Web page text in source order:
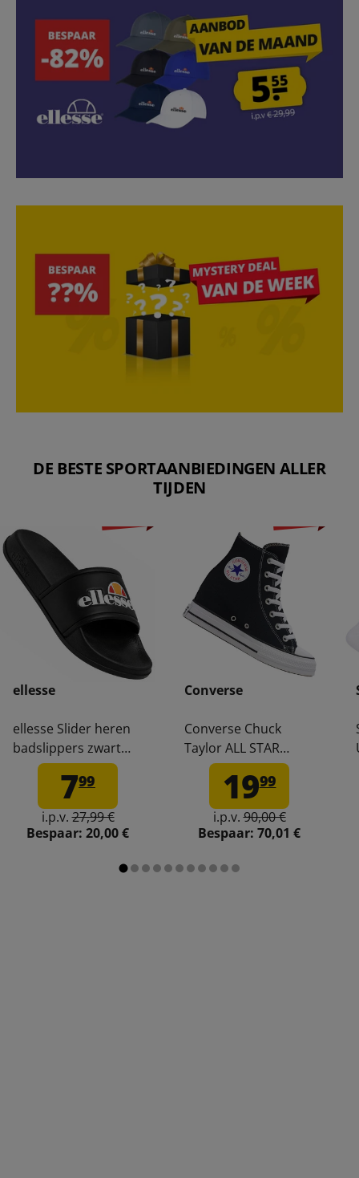
DE BESTE SPORTAANBIEDINGEN ALLER
TIJDEN
ellesse
ellesse Slider heren
badslippers zwart
Adelaide-Black
799
i.p.v.27,99 €
Bespaar: 20,00 €
Converse
Converse Chuck
Taylor ALL STAR
Wedge Platform
damessneaker
A11909C1999
i.p.v.90,00 €
Bespaar: 70,01 €